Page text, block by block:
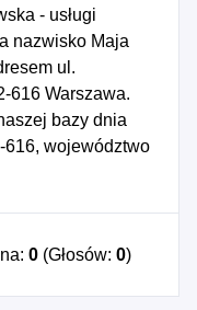
- usługi
nazwisko Maja
ul.
616 Warszawa.
bazy dnia
616, województwo
Numer
to 544700325.
0 (Głosów: 0)